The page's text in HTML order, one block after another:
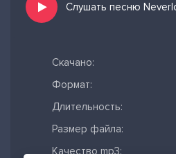
Скачано:
Формат:
Длительность:
Размер файла:
Качество mp3: